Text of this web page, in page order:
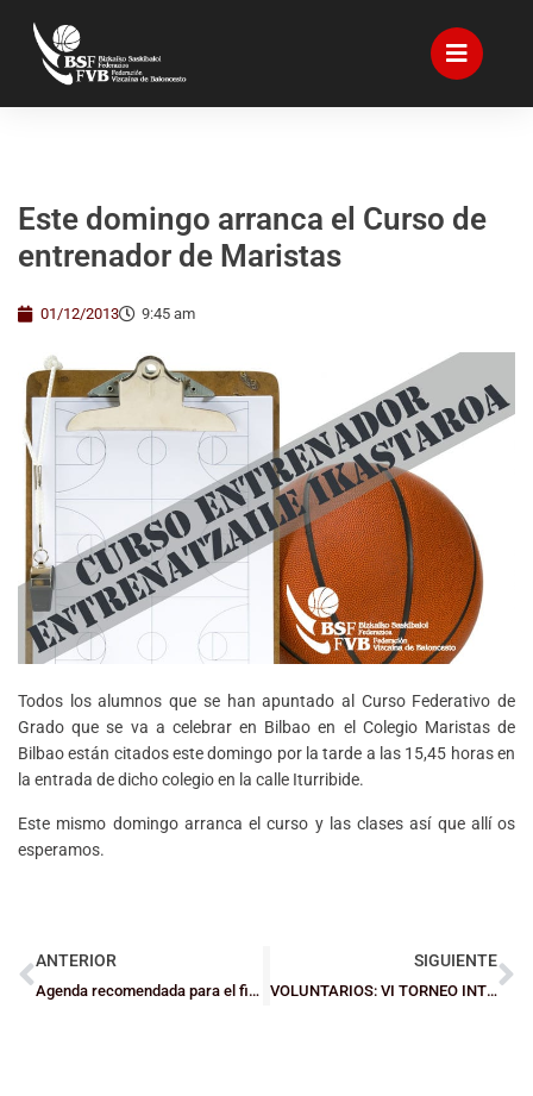
Este domingo arranca el Curso de
entrenador de Maristas
01/12/2013 9:45 am
Todos los alumnos que se han apuntado al Curso Federativo de
Grado que se va a celebrar en Bilbao en el Colegio Maristas de
Bilbao están citados este domingo por la tarde a las 15,45 horas en
la entrada de dicho colegio en la calle Iturribide.
Este mismo domingo arranca el curso y las clases así que allí os
esperamos.
ANTERIOR
Agenda recomendada para el fin de semana
SIGUIENTE
VOLUNTARIOS: VI TORNEO INTERNACIONAL DE BALONCESTO ‘CIUDAD DE BARAKALDO’ – U18 MASCULINO